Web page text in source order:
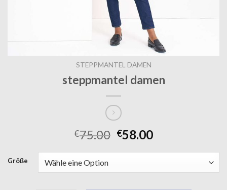
STEPPMANTEL DAMEN
steppmantel damen
€75.00 €58.00
Größe